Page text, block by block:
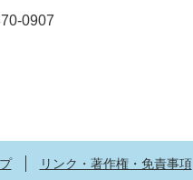
0907
リンク・著作権・免責事項